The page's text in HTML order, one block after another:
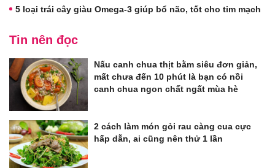
5 loại trái cây giàu Omega-3 giúp bổ não, tốt cho tim mạch
Tin nên đọc
Nấu canh chua thịt bằm siêu đơn giản,
mất chưa đến 10 phút là bạn có nồi
canh chua ngon chất ngất mùa hè
2 cách làm món gỏi rau càng cua cực
hấp dẫn, ai cũng nên thử 1 lần